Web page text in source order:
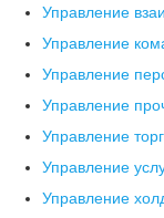
Управление
Управление
Управление
Управление
Управление
Управление
Управление